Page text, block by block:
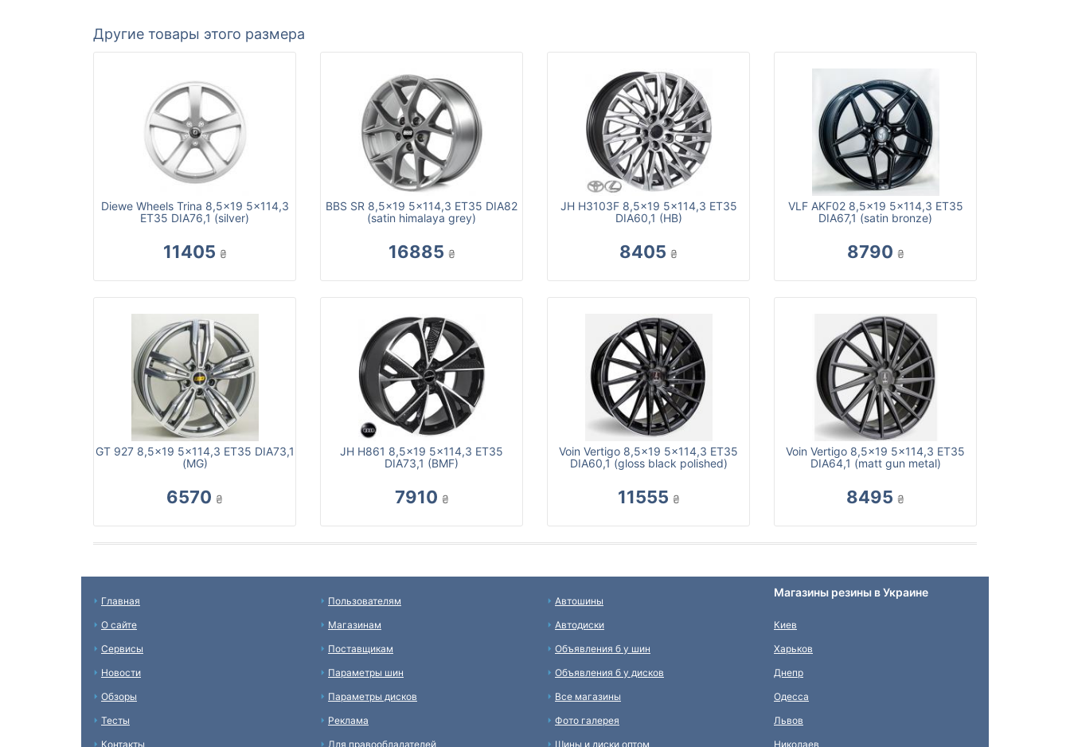
Другие товары этого размера
Diewe Wheels Trina 8,5x19 5x114,3
ET35 DIA76,1 (silver)
11405 ₴
BBS SR 8,5x19 5x114,3 ET35 DIA82
(satin himalaya grey)
16885 ₴
JH H3103F 8,5x19 5x114,3 ET35
DIA60,1 (HB)
8405 ₴
VLF AKF02 8,5x19 5x114,3 ET35
DIA67,1 (satin bronze)
8790 ₴
GT 927 8,5x19 5x114,3 ET35 DIA73,1
(MG)
6570 ₴
JH H861 8,5x19 5x114,3 ET35
DIA73,1 (BMF)
7910 ₴
Voin Vertigo 8,5x19 5x114,3 ET35
DIA60,1 (gloss black polished)
11555 ₴
Voin Vertigo 8,5x19 5x114,3 ET35
DIA64,1 (matt gun metal)
8495 ₴
Главная
О сайте
Сервисы
Новости
Обзоры
Тесты
Контакты
Пользователям
Магазинам
Поставщикам
Параметры шин
Параметры дисков
Реклама
Для правообладателей
Автошины
Автодиски
Объявления б у шин
Объявления б у дисков
Все магазины
Фото галерея
Шины и диски оптом
Магазины резины в Украине
Киев
Харьков
Днепр
Одесса
Львов
Николаев